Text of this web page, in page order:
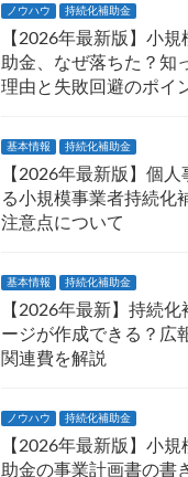
ノウハウ 持続化補助金
【2026年最新版】小
助金、なぜ落ちた？知
理由と失敗回避のポイ
基本情報 持続化補助金
【2026年最新版】個
る小規模事業者持続化
注意点について
基本情報 持続化補助金
【2026年最新】持続
ージが作成できる？広
関連費を解説
ノウハウ 持続化補助金
【2026年最新版】小
助金の事業計画書の書